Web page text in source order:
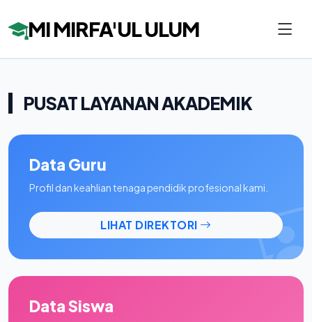
MI MIRFA'UL ULUM
PUSAT LAYANAN AKADEMIK
Data Guru
Profil dan keahlian tenaga pendidik profesional kami.
LIHAT DIREKTORI
Data Siswa